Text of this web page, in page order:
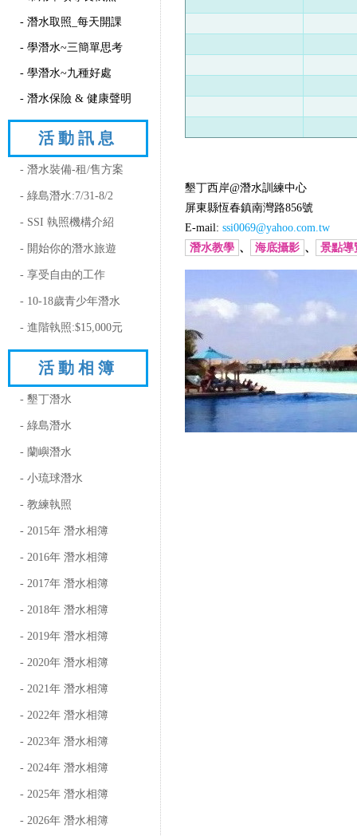
- 潛水取照_每天開課
- 學潛水~三簡單思考
- 學潛水~九種好處
- 潛水保險 & 健康聲明
活動訊息
- 潛水裝備-租/售方案
- 綠島潛水:7/31-8/2
- SSI 執照機構介紹
- 開始你的潛水旅遊
- 享受自由的工作
- 10-18歲青少年潛水
- 進階執照:$15,000元
活動相簿
- 墾丁潛水
- 綠島潛水
- 蘭嶼潛水
- 小琉球潛水
- 教練執照
- 2015年 潛水相簿
- 2016年 潛水相簿
- 2017年 潛水相簿
- 2018年 潛水相簿
- 2019年 潛水相簿
- 2020年 潛水相簿
- 2021年 潛水相簿
- 2022年 潛水相簿
- 2023年 潛水相簿
- 2024年 潛水相簿
- 2025年 潛水相簿
- 2026年 潛水相簿
墾丁西岸@潛水訓練中心
屏東縣恆春鎮南灣路856號
E-mail: ssi0069@yahoo.com.tw
潛水教學 、 海底攝影 、 景點導